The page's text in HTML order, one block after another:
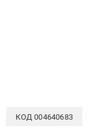
КОД004640683